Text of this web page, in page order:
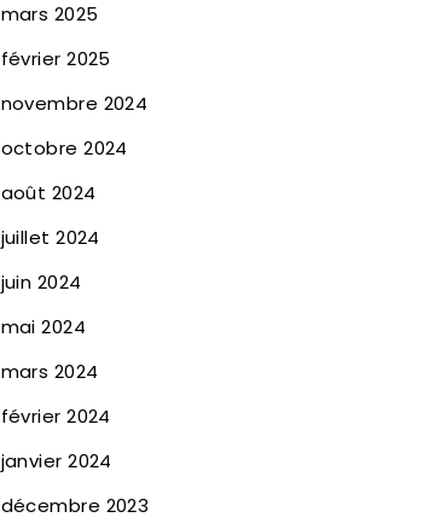
mars 2025
février 2025
novembre 2024
octobre 2024
août 2024
juillet 2024
juin 2024
mai 2024
mars 2024
février 2024
janvier 2024
décembre 2023